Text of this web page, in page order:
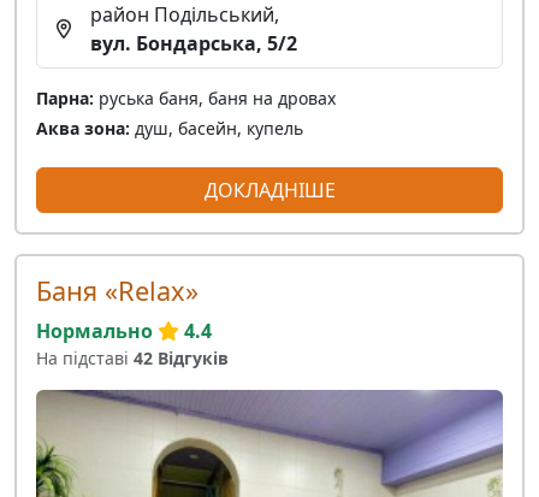
район Подільський,
вул. Бондарська, 5/2
Парна: руська баня, баня на дровах
Аква зона: душ, басейн, купель
ДОКЛАДНІШЕ
Баня «Relax»
Нормально 4.4
На підставі 42 Відгуків